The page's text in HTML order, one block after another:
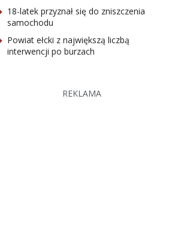
18-latek przyznał się do zniszczenia
samochodu
Powiat ełcki z największą liczbą
interwencji po burzach
REKLAMA